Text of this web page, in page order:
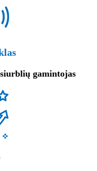
gamintojas